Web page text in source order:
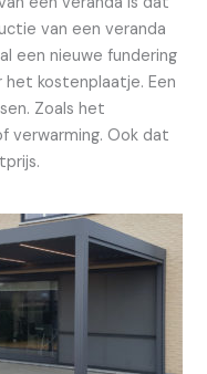
van een veranda
een nieuwe fundering
kostenplaatje. Een
Zoals het
verwarming. Ook dat